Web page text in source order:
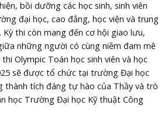
bồi dưỡng các học sinh, sinh viên
đại học, cao đẳng, học viện và trung
thi còn mang đến cơ hội giao lưu,
những người có cùng niềm đam mê
Olympic Toán học sinh viên và học
sẽ được tổ chức tại trường Đại học
thành tích đáng tự hào của Thầy và trò
học Trường Đại học Kỹ thuật Công